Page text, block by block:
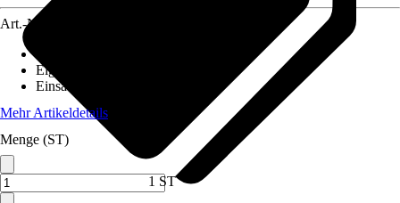
Art.-Nr.
Eigenschaft
Einsatzbereich
Mehr Artikeldetails
Menge (ST)
1 ST